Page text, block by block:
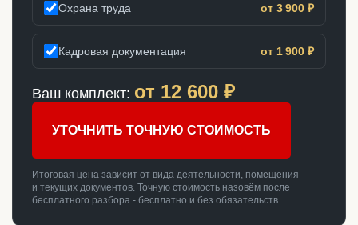
Охрана труда от 3 900 ₽
Кадровая документация от 1 900 ₽
Ваш комплект: от 12 600 ₽
УТОЧНИТЬ ТОЧНУЮ СТОИМОСТЬ
Итоговая цена зависит от вида деятельности, помещения
и текущих документов. Точную стоимость назовём после
бесплатного разбора - бесплатно и без обязательств.